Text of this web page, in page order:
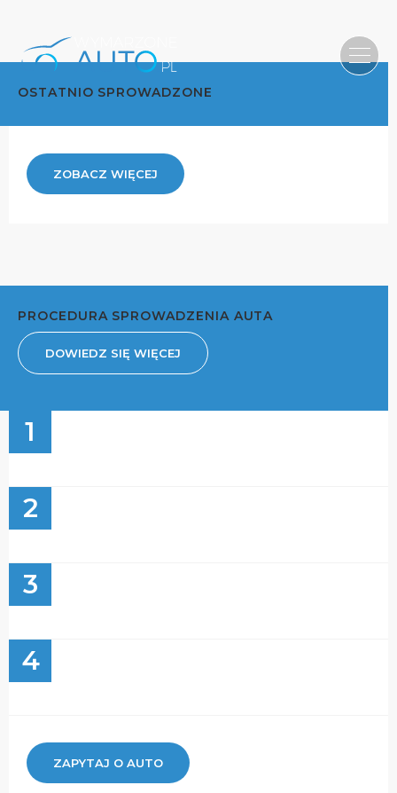
OSTATNIO SPROWADZONE
ZOBACZ WIĘCEJ
PROCEDURA SPROWADZENIA AUTA
DOWIEDZ SIĘ WIĘCEJ
1
2
3
4
ZAPYTAJ O AUTO